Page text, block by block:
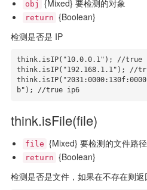
obj {Mixed} 要检测的对象
return {Boolean}
检测是否是 IP
think.isIP("10.0.0.1"); //true
think.isIP("192.168.1.1"); //
b"); //true ip6
think.isFile(file)
file {Mixed} 要检测的文件路径
return {Boolean}
检测是否是文件，如果在不存在则